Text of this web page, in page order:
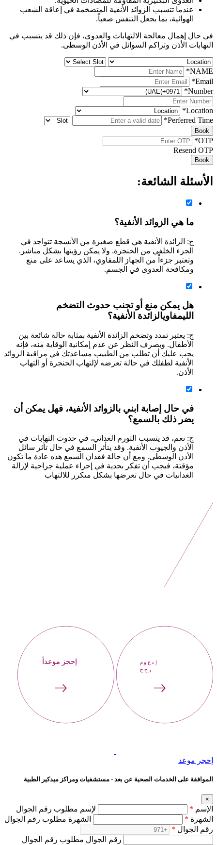
عندما تتسبب الزوائد الأنفية المتضخمة في إعاقة الشعب
الهوائية، بما يجعل التنفس صعباً.
في حال إهمال معالجة الالتهابات والعدوى، فإن ذلك قد يتسبب في
التهابات الأذن وتراكم السوائل في الأذن الوسطى.
NAME
*
Email
*
Number
*
Location
*
Perferred Time
*
Book
OTP
*
Resend OTP
Book
الأسئلة الشائعة:
ما هي الزوائد الأنفية؟
ج: الزائدة الأنفية هي قطع صغيرة من الأنسجة تتواجد في
الجزء الخلفي من الحنجرة. ولا يمكن رؤيتها بشكل مباشر.
وتعتبر جزءاً من الجهاز اللمفاوي، الذي يساعد على منع
ومكافحة العدوى في الجسم.
هل يمكن منع أو تجنب حدوث التضخم
الليمفاويالزائدة الأنفية؟
ج: يعتبر تمدد وتضخم الزائدة الأنفية بمثابة حالة شائعة بين
الأطفال. وبصرف النظر عن عدم إمكانية الوقاية منه، فإنه
يجب عليك أن تطلب من الطبيب مساعدتك في مراقبة الزوائد
الأنفية لطفلك في حالة تعرضه لإلتهاب الحنجرة أو التهاب
الأذن.
في حال إصابة ابني بالزوائد الأنفية، فهل يمكن أن
يضر ذلك بالسمع؟
ج: نعم، قد يتسبب التورم الغداني، في حدوث التهابات في
الأذن والجيوب الأنفية. وقد يتأثر السمع في حال تأثر سائل
الأذن الوسطى. ومع أن حالة فقدان السمع هذه عادة ما تكون
مؤقتة، فيجب أن تفكر بجدية في إجراء عملية جراحية لإزالة
الغدانيات في حال تعرضها بشكل متكرر للالتهاب
إحجر
موعد إحجز موعداً
إحجر موعد
الموافقة على الخدمات الصحية عن بعد - مستشفيات ومراكز ميدكير الطبية
×
الإسم *
لإسم مطلوب رقم الجوال
الشهرة *
الشهرة مطلوب رقم الجوال
رقم الجوال *
رقم الجوال مطلوب رقم الجوال